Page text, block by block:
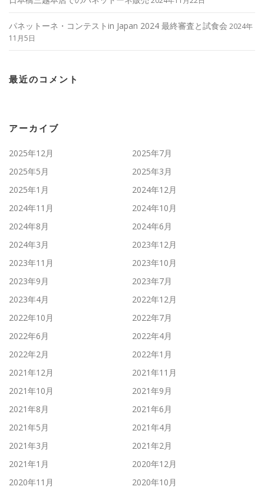
パネットーネ・コンテストin Japan 2024 最終審査と試食会 2024年
11月5日
最近のコメント
アーカイブ
2025年12月
2025年7月
2025年5月
2025年3月
2025年1月
2024年12月
2024年11月
2024年10月
2024年8月
2024年6月
2024年3月
2023年12月
2023年11月
2023年10月
2023年9月
2023年7月
2023年4月
2022年12月
2022年10月
2022年7月
2022年6月
2022年4月
2022年2月
2022年1月
2021年12月
2021年11月
2021年10月
2021年9月
2021年8月
2021年6月
2021年5月
2021年4月
2021年3月
2021年2月
2021年1月
2020年12月
2020年11月
2020年10月